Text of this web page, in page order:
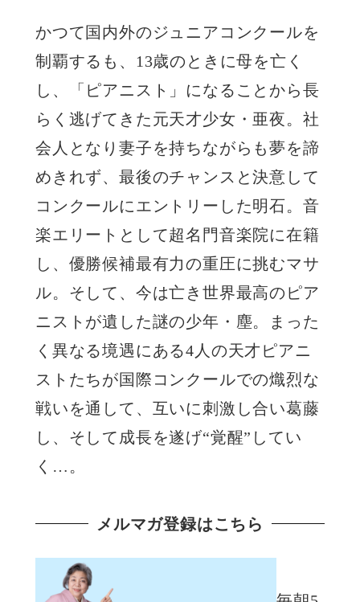
かつて国内外のジュニアコンクールを
制覇するも、13歳のときに母を亡く
し、「ピアニスト」になることから長
らく逃げてきた元天才少女・亜夜。社
会人となり妻子を持ちながらも夢を諦
めきれず、最後のチャンスと決意して
コンクールにエントリーした明石。音
楽エリートとして超名門音楽院に在籍
し、優勝候補最有力の重圧に挑むマサ
ル。そして、今は亡き世界最高のピア
ニストが遺した謎の少年・塵。まった
く異なる境遇にある4人の天才ピアニ
ストたちが国際コンクールでの熾烈な
戦いを通して、互いに刺激し合い葛藤
し、そして成長を遂げ“覚醒”してい
く…。
メルマガ登録はこちら